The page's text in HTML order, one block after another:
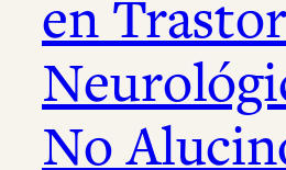
en
No